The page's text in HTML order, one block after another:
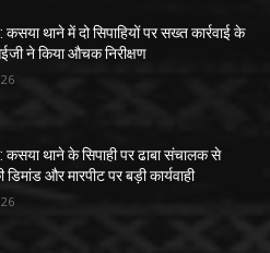
थाने में दो सिपाहियों पर सख्त कार्रवाई के
ने किया औचक निरीक्षण
कसया थाने के सिपाही पर ढाबा संचालक से
और मारपीट पर बड़ी कार्यवाही